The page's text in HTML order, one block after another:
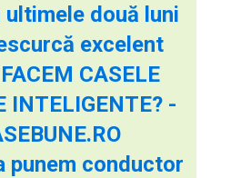
ultimele două luni
excelent
CASELE
INTELIGENTE? -
punem conductor